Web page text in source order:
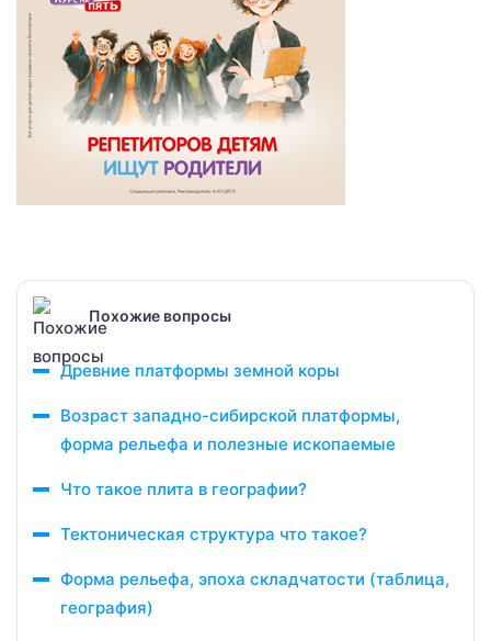
Похожие вопросы
Древние платформы земной коры
Возраст западно-сибирской платформы,
форма рельефа и полезные ископаемые
Что такое плита в географии?
Тектоническая структура что такое?
Форма рельефа, эпоха складчатости (таблица,
география)